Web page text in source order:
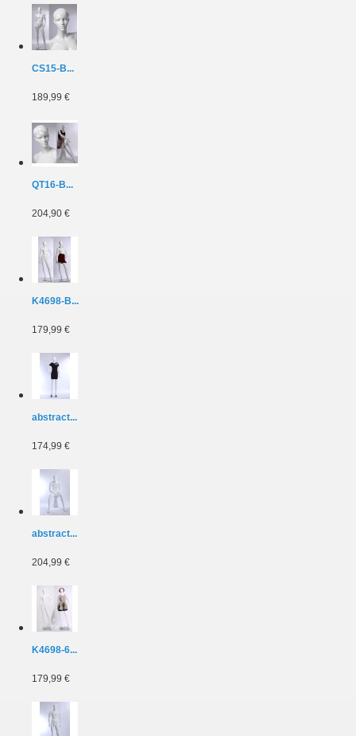
CS15-B...
189,99 €
QT16-B...
204,90 €
K4698-B...
179,99 €
abstract...
174,99 €
abstract...
204,99 €
K4698-6...
179,99 €